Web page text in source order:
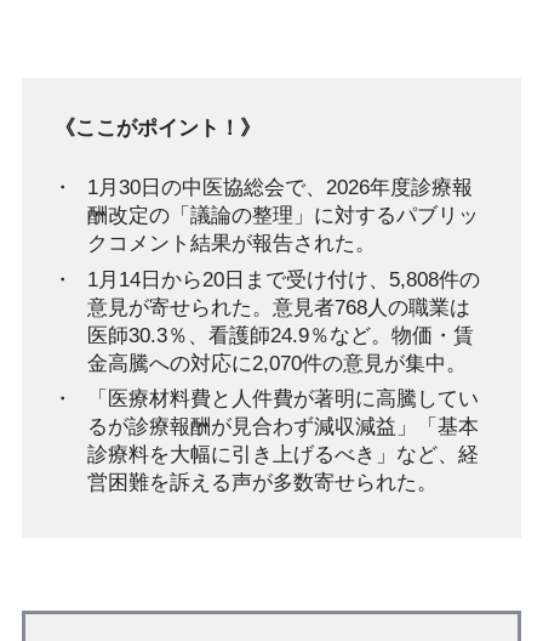
《ここがポイント！》
1月30日の中医協総会で、2026年度診療報
酬改定の「議論の整理」に対するパブリッ
クコメント結果が報告された。
1月14日から20日まで受け付け、5,808件の
意見が寄せられた。意見者768人の職業は
医師30.3％、看護師24.9％など。物価・賃
金高騰への対応に2,070件の意見が集中。
「医療材料費と人件費が著明に高騰してい
るが診療報酬が見合わず減収減益」「基本
診療料を大幅に引き上げるべき」など、経
営困難を訴える声が多数寄せられた。